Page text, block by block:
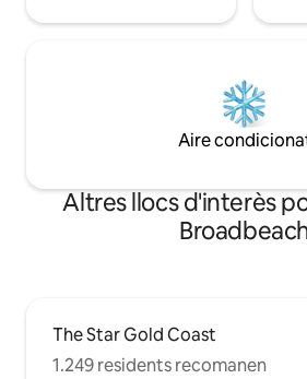
Aire
Altres llocs d'interès
The Star Gold Coast
1.249 residents recomanen